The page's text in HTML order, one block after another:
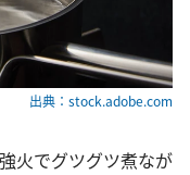
出典：stock.adobe.com
火でグツグツ煮なが